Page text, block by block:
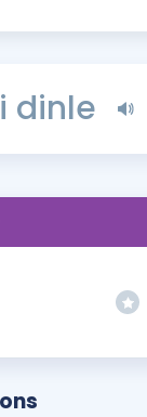
Eğitim ve
YDS - YÖKDİL
İngilizce
İngilizce Gramer
dinle